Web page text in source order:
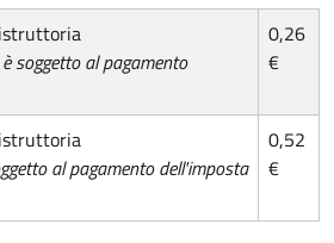
soggetto al pagamento
0,26
€
al pagamento dell'imposta
0,52
€